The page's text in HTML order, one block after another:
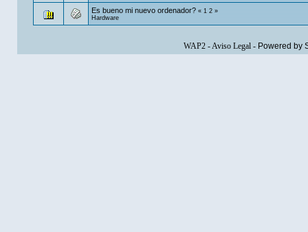
Es bueno mi nuevo ordenador? «1 2»
Hardware
WAP2-Aviso Legal- Powered by